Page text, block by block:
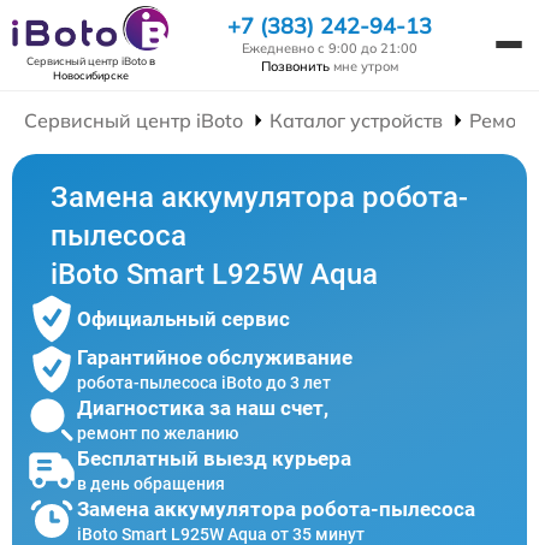
Сервисный центр iBotoв
Новосибирске
+7 (383) 242-94-13
Ежедневно с 9:00 до 21:00
Позвонить мне утром
Сервисный центр iBoto Каталог устройств
Замена аккумулятора робота-
пылесоса
iBoto Smart L925W Aqua
Официальный сервис
Гарантийное обслуживание
робота-пылесоса iBoto до 3 лет
Диагностика за наш счет,
ремонт по желанию
Бесплатный выезд курьера
в день обращения
Замена аккумулятора робота-пылесоса
iBoto Smart L925W Aqua от 35 минут